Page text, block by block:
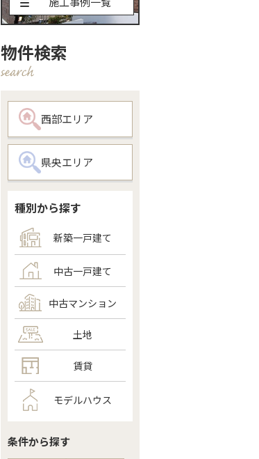
物件検索
西部エリア
県央エリア
種別から探す
新築一戸建て
中古一戸建て
中古マンション
土地
賃貸
モデルハウス
条件から探す